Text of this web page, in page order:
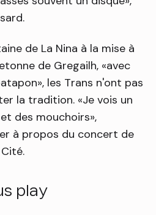
de La Nina à la mise à
de Gregailh, avec
, les Trans n'ont pas
la tradition. Je vois un
des mouchoirs ,
à propos du concert de
play